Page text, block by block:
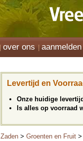
over ons aanmelden
Levertijd en
Onze huidige
Is alles op voorraad
Zaden > Groenten en Fruit >